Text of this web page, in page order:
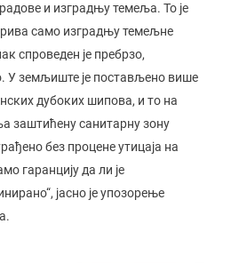
и изградњу темеља. То је
само изградњу темељне
спроведен је пребрзо,
У земљиште је постављено више
дубоких шипова, и то на
заштићену санитарну зону
без процене утицаја на
гаранцију да ли је
јасно је упозорење